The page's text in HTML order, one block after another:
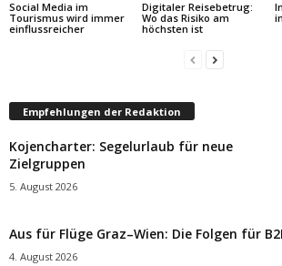
Social Media im
Tourismus wird immer
einflussreicher
Digitaler Reisebetrug:
Wo das Risiko am
höchsten ist
Empfehlungen der Redaktion
Kojencharter: Segelurlaub für neue
Zielgruppen
5. August 2026
Aus für Flüge Graz–Wien: Die Folgen für
4. August 2026